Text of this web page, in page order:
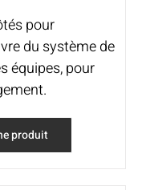
pour
du système de
équipes, pour
produit